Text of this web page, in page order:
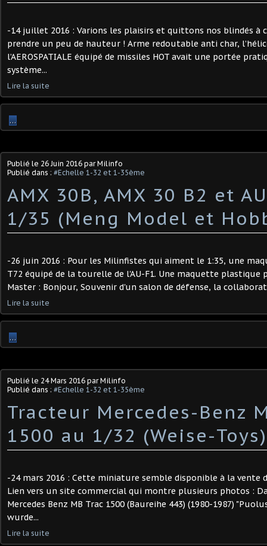
-14 juillet 2016 : Varions les plaisirs et quittons nos blindés à
prendre un peu de hauteur ! Arme redoutable anti char,
l’AEROSPATIALE équipé de missiles HOT avait une portée
système...
Lire la suite
…
Publié le 26 Juin 2016 par Milinfo
Publié dans : #Echelle 1-32 et 1-35ème
AMX 30B, AMX 30 B2 et
1/35 (Meng Model et
-26 juin 2016 : Pour les Milinfistes qui aiment le 1:35, une
T72 équipé de la tourelle de l'AU-F1. Une maquette plastique
Master : Bonjour, Souvenir d'un salon de défense, la
Lire la suite
…
Publié le 24 Mars 2016 par Milinfo
Publié dans : #Echelle 1-32 et 1-35ème
Tracteur Mercedes-Benz
1500 au 1/32 (Weise-Toys)
-24 mars 2016 : Cette miniature semble disponible à la vente
Lien vers un site commercial qui montre plusieurs photos :
Mercedes Benz MB Trac 1500 (Baureihe 443) (1980-1987)
wurde...
Lire la suite